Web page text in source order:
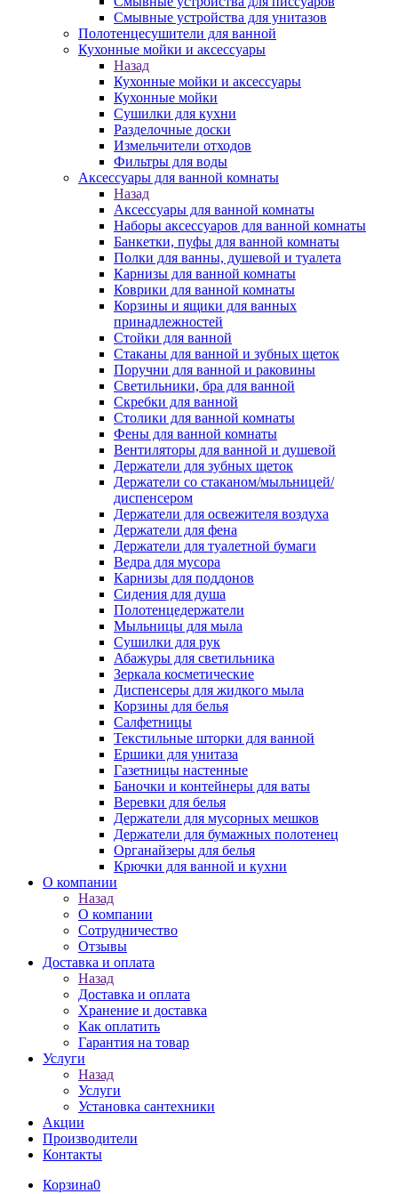
Смывные устройства для унитазов
Полотенцесушители для ванной
Кухонные мойки и аксессуары
Назад
Кухонные мойки и аксессуары
Кухонные мойки
Сушилки для кухни
Разделочные доски
Измельчители отходов
Фильтры для воды
Аксессуары для ванной комнаты
Назад
Аксессуары для ванной комнаты
Наборы аксессуаров для ванной комнаты
Банкетки, пуфы для ванной комнаты
Полки для ванны, душевой и туалета
Карнизы для ванной комнаты
Коврики для ванной комнаты
Корзины и ящики для ванных
принадлежностей
Стойки для ванной
Стаканы для ванной и зубных щеток
Поручни для ванной и раковины
Светильники, бра для ванной
Скребки для ванной
Столики для ванной комнаты
Фены для ванной комнаты
Вентиляторы для ванной и душевой
Держатели для зубных щеток
Держатели со стаканом/мыльницей/
диспенсером
Держатели для освежителя воздуха
Держатели для фена
Держатели для туалетной бумаги
Ведра для мусора
Карнизы для поддонов
Сидения для душа
Полотенцедержатели
Мыльницы для мыла
Сушилки для рук
Абажуры для светильника
Зеркала косметические
Диспенсеры для жидкого мыла
Корзины для белья
Салфетницы
Текстильные шторки для ванной
Ершики для унитаза
Газетницы настенные
Баночки и контейнеры для ваты
Веревки для белья
Держатели для мусорных мешков
Держатели для бумажных полотенец
Органайзеры для белья
Крючки для ванной и кухни
О компании
Назад
О компании
Сотрудничество
Отзывы
Доставка и оплата
Назад
Доставка и оплата
Хранение и доставка
Как оплатить
Гарантия на товар
Услуги
Назад
Услуги
Установка сантехники
Акции
Производители
Контакты
Корзина0